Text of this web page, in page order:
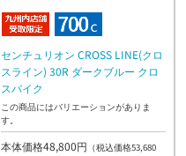
センチュリオン CROSS LINE(クロ
スライン) 30R ダークブルー クロ
スバイク
この商品にはバリエーションがありま
す。
本体価格48,800円 （税込価格53,680